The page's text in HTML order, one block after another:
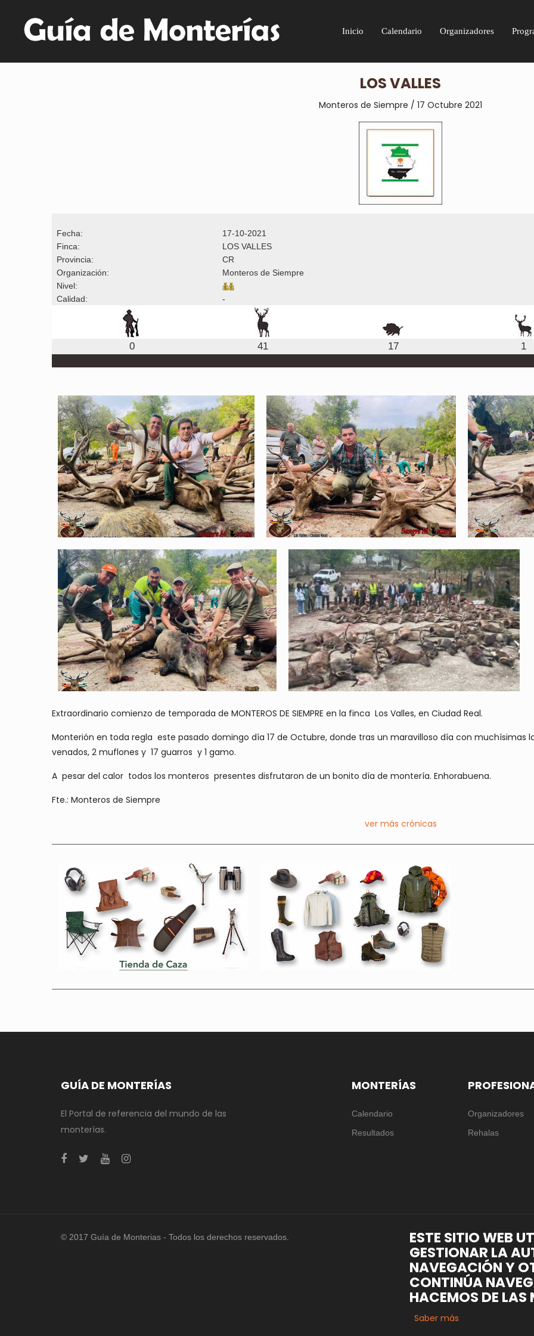
Inicio Calendario Organizadores
LOS VALLES
Monteros de Siempre / 17 Octubre 2021
Fecha:
17-10-2021
Finca:
LOS VALLES
Provincia:
CR
Organización:
Monteros de Siempre
Nivel:
Calidad:
-
0 41 17 1
Extraordinario comienzo de temporada de MONTEROS DE SIEMPRE en la finca Los Valles, en Ciudad Real.
Monterión en toda regla este pasado domingo día 17 de Octubre, donde tras un maravilloso día con muchísimas
venados, 2 muflones y 17 guarros y 1 gamo.
A pesar del calor todos los monteros presentes disfrutaron de un bonito día de montería. Enhorabuena.
Fte.: Monteros de Siempre
ver más crónicas
GUÍA DE MONTERÍAS
El Portal de referencia del mundo de las
monterías.
MONTERÍAS
Calendario
Resultados
Organizadores
Rehalas
© 2017 Guía de Monterias - Todos los derechos reservados. ESTE SITIO WEB
GESTIONAR LA
NAVEGACIÓN Y
CONTINÚA
HACEMOS DE LAS
Saber más